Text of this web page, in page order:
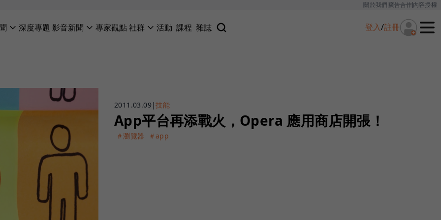
關於我們廣告合作內容授權
深度專題 影音新聞 專家觀點社群 活動 課程 雜誌 登入/註冊
2011.03.09 |技能
App平台再添戰火，Opera 應用商店開張！
＃瀏覽器 ＃app